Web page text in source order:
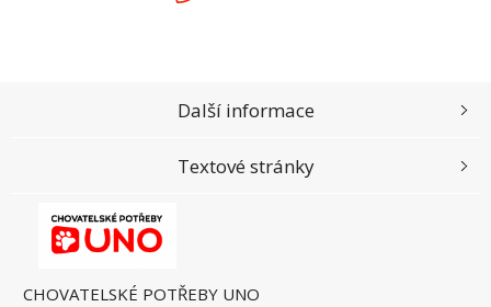
CHOVATELSKÉ POTŘEBY UNO
Další informace
Textové stránky